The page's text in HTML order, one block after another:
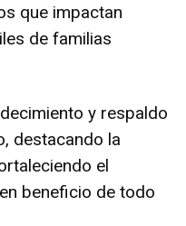
que impactan
de familias
y respaldo
destacando la
el
beneficio de todo